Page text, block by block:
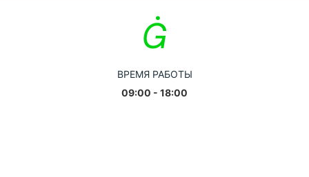
ВРЕМЯ РАБОТЫ
09:00 - 18:00